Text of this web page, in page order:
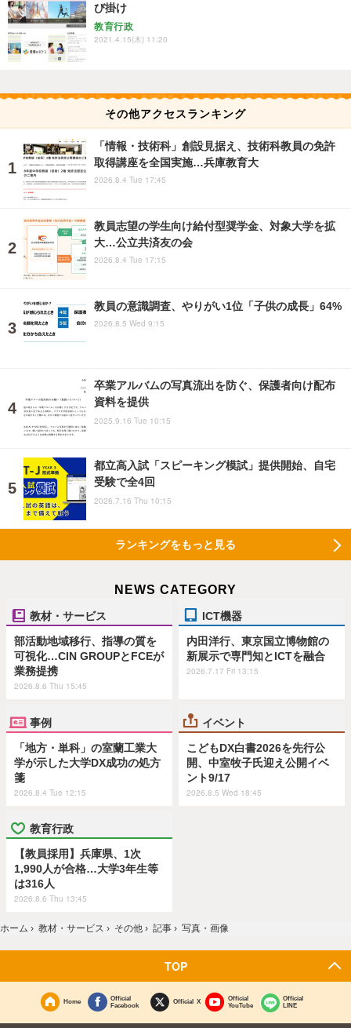
び掛け
教育行政
2021.4.15(木) 11:20
その他アクセスランキング
「情報・技術科」創設見据え、技術科教員の免許
取得講座を全国実施…兵庫教育大
2026.8.4 Tue 17:45
教員志望の学生向け給付型奨学金、対象大学を拡
大…公立共済友の会
2026.8.4 Tue 17:15
教員の意識調査、やりがい1位「子供の成長」64%
2026.8.5 Wed 9:15
卒業アルバムの写真流出を防ぐ、保護者向け配布
資料を提供
2025.9.16 Tue 10:15
都立高入試「スピーキング模試」提供開始、自宅
受験で全4回
2026.7.16 Thu 10:15
ランキングをもっと見る
NEWS CATEGORY
教材・サービス
部活動地域移行、指導の質を
可視化…CIN GROUPとFCEが
業務提携
2026.8.6 Thu 15:45
ICT機器
内田洋行、東京国立博物館の
新展示で専門知とICTを融合
2026.7.17 Fri 13:15
事例
「地方・単科」の室蘭工業大
学が示した大学DX成功の処方
箋
2026.8.4 Tue 12:15
イベント
こどもDX白書2026を先行公
開、中室牧子氏迎え公開イベ
ント9/17
2026.8.5 Wed 18:45
教育行政
【教員採用】兵庫県、1次
1,990人が合格…大学3年生等
は316人
2026.8.6 Thu 13:45
ホーム › 教材・サービス › その他 › 記事 › 写真・画像
TOP
Home
Official
Facebook
Official X
Official
YouTube
Official
LINE